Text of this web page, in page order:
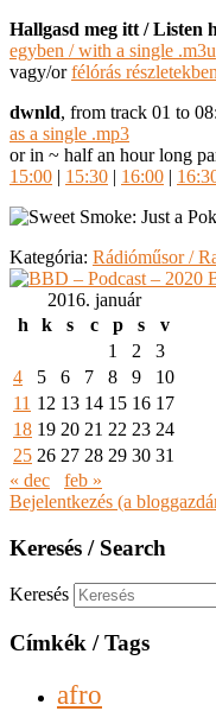
Hallgasd meg itt / Listen
egyben / with a single .m3u
vagy/orfélórás
dwnld, from track 01 to 08:
as a single .mp3
or in ~ half an hour long
15:00 | 15:30 | 16:00 |
Kategória: Rádióműsor /
2016. január
h
k s c p s
v
1
2
3
4
5 6 7 8 9
10
11 12 13 14 15 16 17
18 19 20 21 22 23 24
25 26 27 28 29 30 31
« dec
feb »
Bejelentkezés (a
Keresés / Search
Keresés
Címkék / Tags
afro